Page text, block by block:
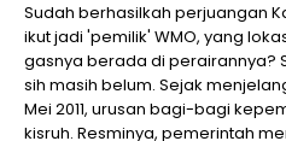
Sudah berhasilkah perjuangan
ikut jadi 'pemilik' WMO, yang
gasnya berada di perairannya?
sih masih belum. Sejak
Mei 2011, urusan bagi-bagi
kisruh. Resminya, pemerintah